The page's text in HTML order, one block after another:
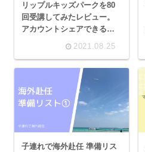
リップルキッズパークを80
回受講してみたレビュー。
アカウントシェアできる英
会話！子供の反応は？効果
2021.08.25
子連れで海外赴任 準備リス